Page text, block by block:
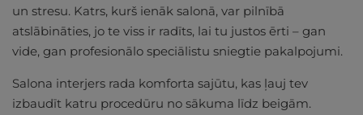
un stresu. Katrs, kurš ienāk salonā, var pilnībā
atslābināties, jo te viss ir radīts, lai tu justos ērti – gan
vide, gan profesionālo speciālistu sniegtie pakalpojumi.
Salona interjers rada komforta sajūtu, kas ļauj tev
izbaudīt katru procedūru no sākuma līdz beigām.